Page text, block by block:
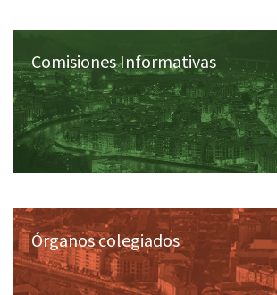
Comisiones Informativas
Órganos colegiados